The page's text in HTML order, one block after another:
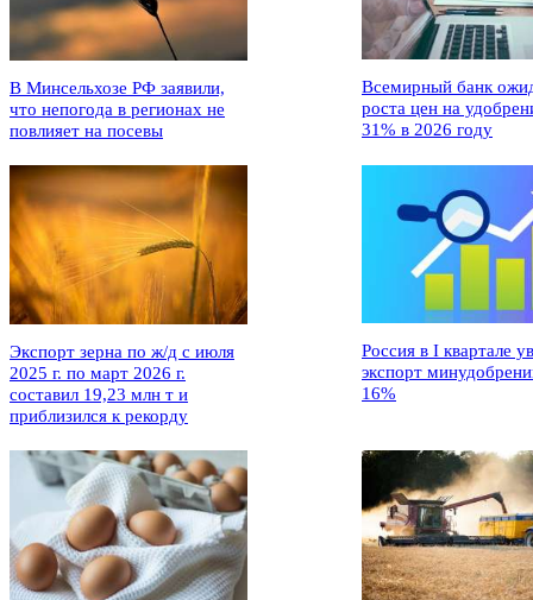
В Минсельхозе РФ заявили,
что непогода в регионах не
повлияет на посевы
Всемирный банк
роста цен на
31% в 2026 году
Экспорт зерна по ж/д с июля
2025 г. по март 2026 г.
составил 19,23 млн т и
приблизился к рекорду
Россия в I квартале
экспорт
16%